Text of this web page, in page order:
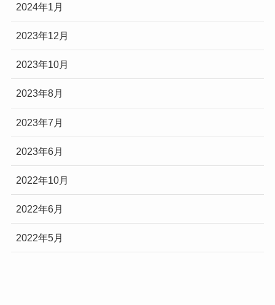
2024年1月
2023年12月
2023年10月
2023年8月
2023年7月
2023年6月
2022年10月
2022年6月
2022年5月